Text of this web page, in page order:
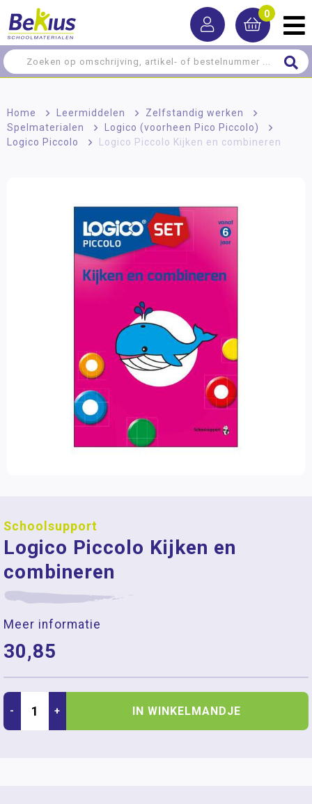
0
Home > Leermiddelen > Zelfstandig werken
>
Spelmaterialen
> Logico (voorheen Pico Piccolo)
>
Logico Piccolo
> Logico Piccolo Kijken en combineren
Schoolsupport
Logico Piccolo Kijken en
combineren
Meer informatie
30,85
- + IN WINKELMANDJE